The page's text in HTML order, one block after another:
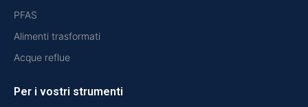
PFAS
Alimenti trasformati
Acque reflue
Per i vostri strumenti